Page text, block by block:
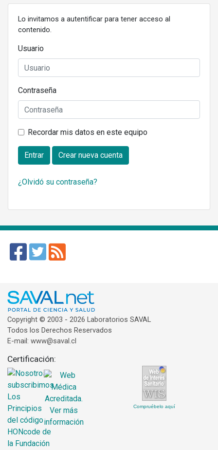
Lo invitamos a autentificar para tener acceso al
contenido.
Usuario
Contraseña
Recordar mis datos en este equipo
Entrar Crear nueva cuenta
¿Olvidó su contraseña?
Copyright © 2003 - 2026 Laboratorios SAVAL
Todos los Derechos Reservados
E-mail: www@saval.cl
Certificación:
Compruébelo aquí